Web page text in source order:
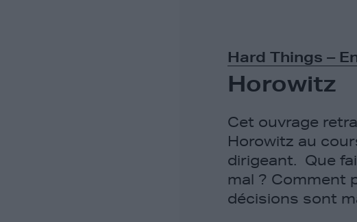
Hard Things –
Horowitz
Cet ouvrage
Horowitz au
dirigeant. Que
mal ? Comment
décisions sont